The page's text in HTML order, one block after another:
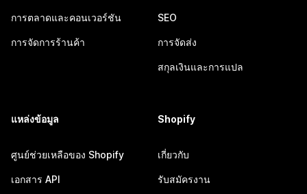
การตลาดและคอนเวอร์ชัน
การจัดการร้านค้า
SEO
การจัดส่ง
สกุลเงินและการแปล
แหล่งข้อมูล
ศูนย์ช่วยเหลือของ Shopify
เอกสาร API
Shopify
เกี่ยวกับ
รับสมัครงาน